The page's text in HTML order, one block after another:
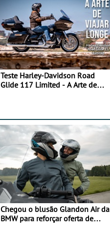
Teste Harley-Davidson Road
Glide 117 Limited - A Arte de
Chegou o blusão Glandon Air da
BMW para reforçar oferta de